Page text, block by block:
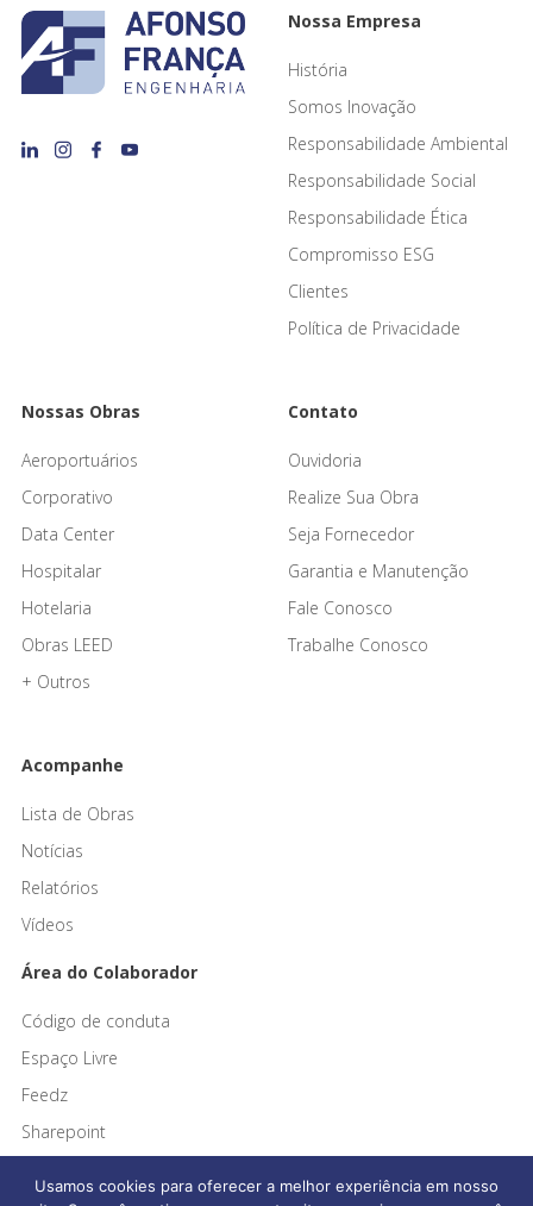
Nossa Empresa
História
Somos Inovação
Responsabilidade Ambiental
Responsabilidade Social
Responsabilidade Ética
Compromisso ESG
Clientes
Política de Privacidade
Nossas Obras
Aeroportuários
Corporativo
Data Center
Hospitalar
Hotelaria
Obras LEED
+ Outros
Contato
Ouvidoria
Realize Sua Obra
Seja Fornecedor
Garantia e Manutenção
Fale Conosco
Trabalhe Conosco
Acompanhe
Lista de Obras
Notícias
Relatórios
Vídeos
Área do Colaborador
Código de conduta
Espaço Livre
Feedz
Sharepoint
Usamos cookies para oferecer a melhor experiência em nosso